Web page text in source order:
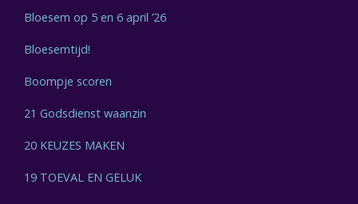
Bloesem op 5 en 6 april ’26
Bloesemtijd!
Boompje scoren
21 Godsdienst waanzin
20 KEUZES MAKEN
19 TOEVAL EN GELUK